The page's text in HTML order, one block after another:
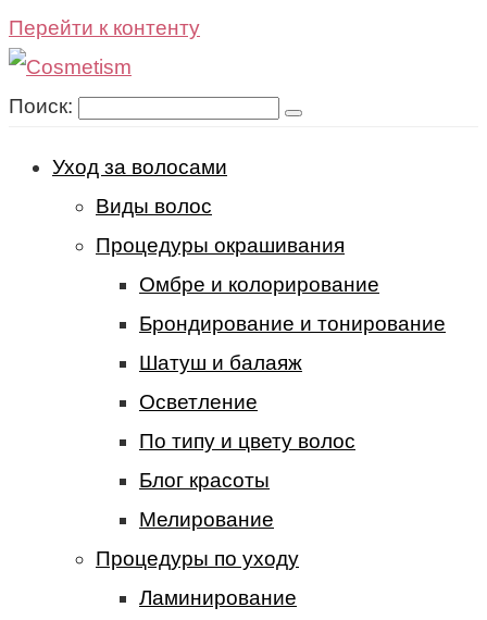
Перейти к контенту
Поиск:
Уход за волосами
Виды волос
Процедуры окрашивания
Омбре и колорирование
Брондирование и тонирование
Шатуш и балаяж
Осветление
По типу и цвету волос
Блог красоты
Мелирование
Процедуры по уходу
Ламинирование